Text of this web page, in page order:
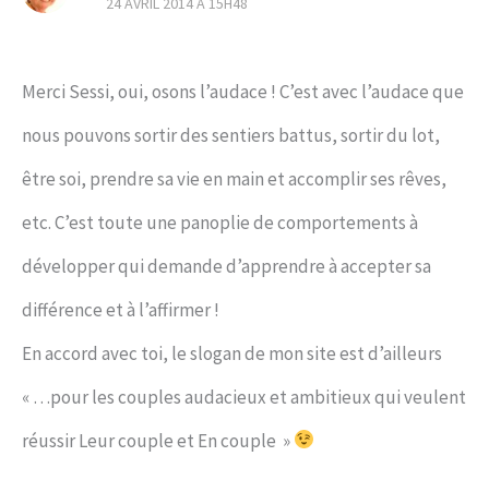
Merci Sessi, oui, osons l’audace ! C’est avec l’audace que
nous pouvons sortir des sentiers battus, sortir du lot,
être soi, prendre sa vie en main et accomplir ses rêves,
etc. C’est toute une panoplie de comportements à
développer qui demande d’apprendre à accepter sa
différence et à l’affirmer !
En accord avec toi, le slogan de mon site est d’ailleurs
« …pour les couples audacieux et ambitieux qui veulent
réussir Leur couple et En couple »